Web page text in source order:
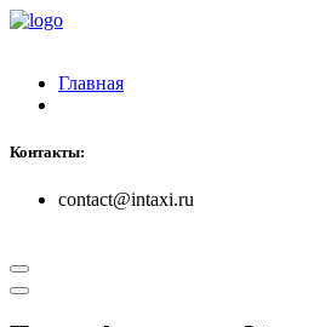
Главная
Контакты:
contact@intaxi.ru